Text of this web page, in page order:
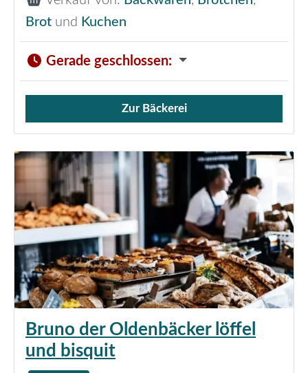
Brot und Kuchen
Gerade geschlossen:
Verkauf von Brötchen,
Zur Bäckerei
Bruno der Oldenbäcker löffel
und bisquit